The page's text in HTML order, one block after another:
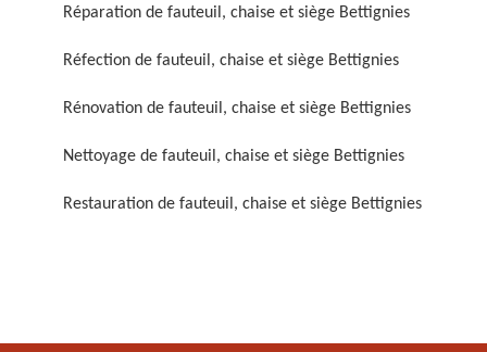
chaise et siège 59
chaise et siège 59
Réparation de fauteuil, chaise et siège Bettignies
Réfection de fauteuil, chaise et siège Bettignies
Rénovation de fauteuil, chaise et siège Bettignies
Nettoyage de fauteuil, chaise et siège Bettignies
Restauration de fauteuil, chaise et siège Bettignies